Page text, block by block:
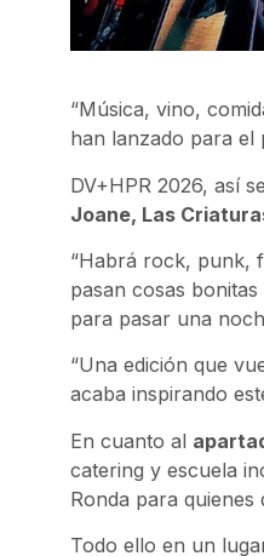
“Música, vino,
han lanzado para el
DV+HPR 2026, así
Joane, Las
“Habrá rock, punk,
pasan cosas
para pasar una
“Una edición que
acaba inspirando
En cuanto al
catering y escuela
Ronda para
Todo ello en un